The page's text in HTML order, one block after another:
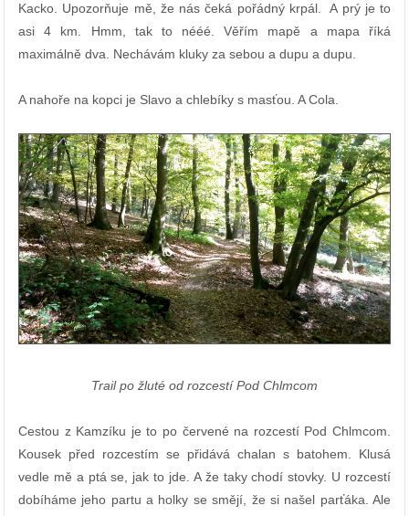
Kacko. Upozorňuje mě, že nás čeká pořádný krpál. A prý je to
asi 4 km. Hmm, tak to nééé. Věřím mapě a mapa říká
maximálně dva. Nechávám kluky za sebou a dupu a dupu.
A nahoře na kopci je Slavo a chlebíky s masťou. A Cola.
Trail po žluté od rozcestí Pod Chlmcom
Cestou z Kamzíku je to po červené na rozcestí Pod Chlmcom.
Kousek před rozcestím se přidává chalan s batohem. Klusá
vedle mě a ptá se, jak to jde. A že taky chodí stovky. U rozcestí
dobíháme jeho partu a holky se smějí, že si našel parťáka. Ale